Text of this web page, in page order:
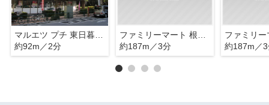
約92m／2分
約187m／3分
約187m／